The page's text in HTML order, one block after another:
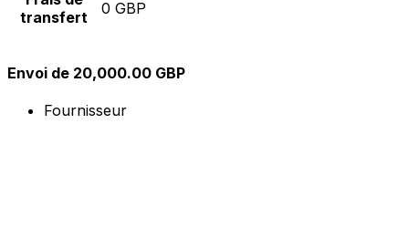
transfert
0 GBP
Envoi de 20,000.00 GBP
Fournisseur